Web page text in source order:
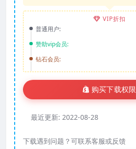
VIP折扣
普通用户:
赞助vip会员:
钻石会员:
购买下载权限
最近更新: 2022-08-28
下载遇到问题？可联系客服或反馈